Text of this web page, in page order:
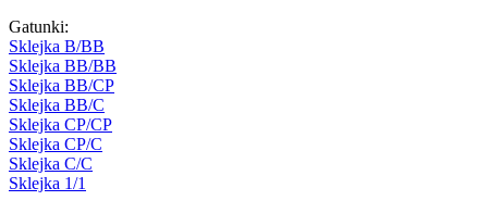
Gatunki:
Sklejka В/ВВ
Sklejka ВВ/ВВ
Sklejka ВB/CP
Sklejka BB/C
Sklejka CP/CP
Sklejka CP/C
Sklejka С/С
Sklejka 1/1